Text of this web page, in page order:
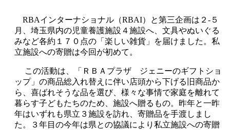
RBAインターナショナル（RBAI）と第三企画は２-５
月、埼玉県内の児童養護施設４施設へ、文具やぬいぐる
みなど各約１７０点の「楽しい雑貨」を届けました。私
立施設への寄贈は今回が初めて。
この活動は、「ＲＢＡプラザ ジェニーのギフトショ
ップ」の商品総入れ替えに伴い店頭から下げる旧商品か
ら、喜ばれそうな品を選び、様々な事情で家庭を離れて
暮らす子どもたちのため、施設へ贈るもの。昨年と一昨
年はいずれも県立３施設を訪れ、寄贈品を手渡しまし
た。３年目の今年は県との協議により私立施設への寄贈